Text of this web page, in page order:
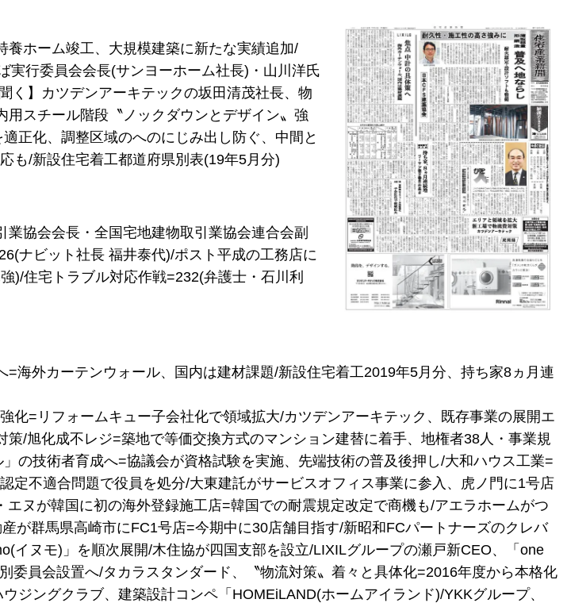
養ホーム竣工、大規模建築に新たな実績追加/
実行委員会会長(サンヨーホーム社長)・山川洋氏
く】カツデンアーキテックの坂田清茂社長、物
スチール階段〝ノックダウンとデザイン〟強
正化、調整区域のへのにじみ出し防ぐ、中間と
も/新設住宅着工都道府県別表(19年5月分)
協会会長・全国宅地建物取引業協会連合会副
ナビット社長 福井泰代)/ポスト平成の工務店に
)/住宅トラブル対応作戦=232(弁護士・石川利
=海外カーテンウォール、国内は建材課題/新設住宅着工2019年5月分、持ち家8ヵ月連
化=リフォームキュー子会社化で領域拡大/カツデンアーキテック、既存事業の展開エ
策/旭化成不レジ=築地で等価交換方式のマンション建替に着手、地権者38人・事業規
の技術者育成へ=協議会が資格試験を実施、先端技術の普及後押し/大和ハウス工業=
定不適合問題で役員を処分/大東建託がサービスオフィス事業に参入、虎ノ門に1号店
ヌが韓国に初の海外登録施工店=韓国での耐震規定改定で商機も/アエラホームがつ
が群馬県高崎市にFC1号店=今期中に30店舗目指す/新昭和FCパートナーズのクレバ
イヌモ)」を順次展開/木住協が四国支部を設立/LIXILグループの瀬戸新CEO、「one
委員会設置へ/タカラスタンダード、〝物流対策〟着々と具体化=2016年度から本格化
ジングクラブ、建築設計コンペ「HOMEiLAND(ホームアイランド)/YKKグループ、